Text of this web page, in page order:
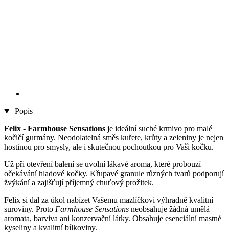
Popis
Felix - Farmhouse Sensations je ideální suché krmivo pro malé
kočičí gurmány. Neodolatelná směs kuřete, krůty a zeleniny je nejen
hostinou pro smysly, ale i skutečnou pochoutkou pro Vaši kočku.
Už při otevření balení se uvolní lákavé aroma, které probouzí
očekávání hladové kočky. Křupavé granule různých tvarů podporují
žvýkání a zajišťují příjemný chuťový prožitek.
Felix si dal za úkol nabízet Vašemu mazlíčkovi výhradně kvalitní
suroviny. Proto Farmhouse Sensations neobsahuje žádná umělá
aromata, barviva ani konzervační látky. Obsahuje esenciální mastné
kyseliny a kvalitní bílkoviny.